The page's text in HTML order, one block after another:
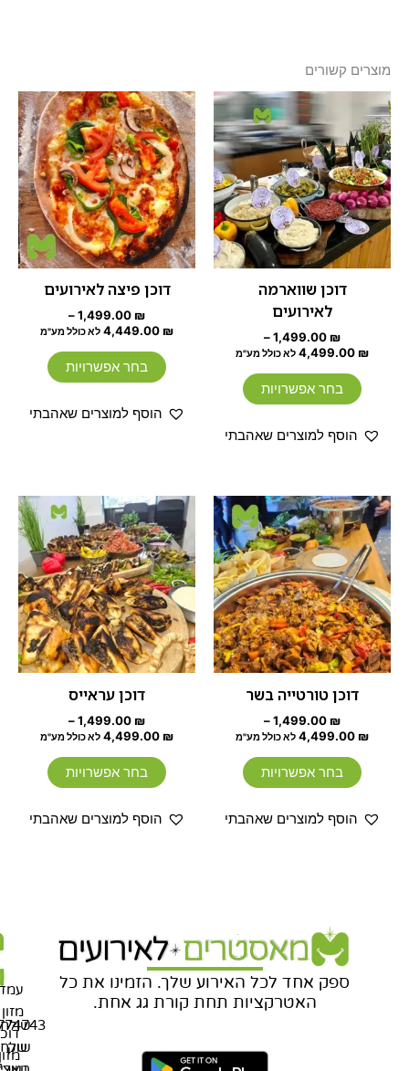
מוצרים קשורים
דוכן שווארמה
לאירועים
1,499.00 ₪
–
4,499.00 ₪
טווח
מחירים:
עד
לא כולל מע"מ
בחר אפשרויות
למוצר
זה
יש
מספר
סוגים.
ניתן
לבחור
את
הוסף למוצרים שאהבתי
דוכן פיצה לאירועים
1,499.00 ₪
–
4,449.00 ₪
טווח
מחירים:
עד
לא כולל מע"מ
בחר אפשרויות
למוצר
זה
יש
מספר
סוגים.
ניתן
לבחור
את
בעמוד
הוסף למוצרים שאהבתי
דוכן טורטייה בשר
1,499.00 ₪
–
4,499.00 ₪
טווח
מחירים:
עד
לא כולל מע"מ
בחר אפשרויות
למוצר
זה
יש
מספר
סוגים.
ניתן
לבחור
את
הוסף למוצרים שאהבתי
דוכן עראייס
1,499.00 ₪
–
4,499.00 ₪
טווח
מחירים:
עד
לא כולל מע"מ
בחר אפשרויות
למוצר
זה
יש
מספר
סוגים.
ניתן
לבחור
את
הוסף למוצרים שאהבתי
ספק אחד לכל האירוע שלך. הזמינו את כל
האטרקציות תחת קורת גג אחת.
מזון
שוק